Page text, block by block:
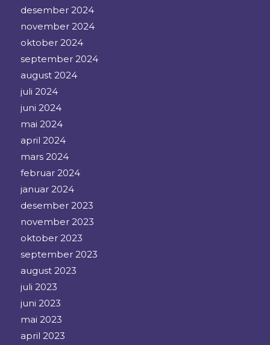
desember 2024
november 2024
oktober 2024
september 2024
august 2024
juli 2024
juni 2024
mai 2024
april 2024
mars 2024
februar 2024
januar 2024
desember 2023
november 2023
oktober 2023
september 2023
august 2023
juli 2023
juni 2023
mai 2023
april 2023